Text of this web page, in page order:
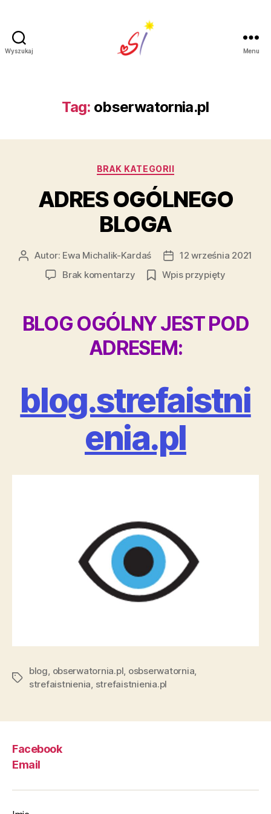
Wyszukaj Menu
Tag: obserwatornia.pl
Kategorie
BRAK KATEGORII
ADRES OGÓLNEGO
BLOGA
Autor
wpisu
Autor: Ewa Michalik-Kardaś
Data
wpisu
12 września 2021
Brak komentarzydo
BLOGA
Wpis przypięty
BLOG OGÓLNY JEST POD
ADRESEM:
blog.strefaistni
enia.pl
Tagi
blog, obserwatornia.pl, osbserwatornia,
strefaistnienia, strefaistnienia.pl
Facebook
Email